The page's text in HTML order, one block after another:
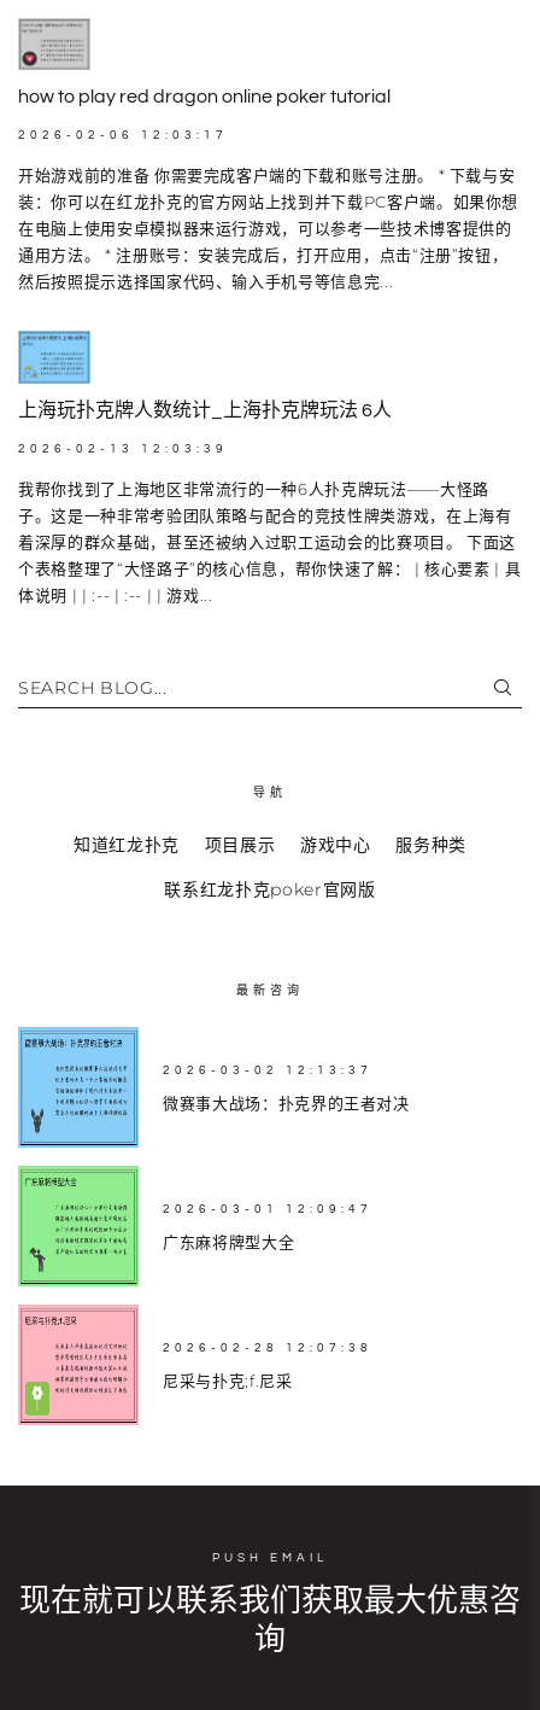
how to play red dragon online poker tutorial
2026-02-06 12:03:17
开始游戏前的准备 你需要完成客户端的下载和账号注册。 * 下载与安
装：你可以在红龙扑克的官方网站上找到并下载PC客户端。如果你想
在电脑上使用安卓模拟器来运行游戏，可以参考一些技术博客提供的
通用方法。 * 注册账号：安装完成后，打开应用，点击“注册”按钮，
然后按照提示选择国家代码、输入手机号等信息完...
上海玩扑克牌人数统计_上海扑克牌玩法 6人
2026-02-13 12:03:39
我帮你找到了上海地区非常流行的一种6人扑克牌玩法——大怪路
子。这是一种非常考验团队策略与配合的竞技性牌类游戏，在上海有
着深厚的群众基础，甚至还被纳入过职工运动会的比赛项目。 下面这
个表格整理了“大怪路子”的核心信息，帮你快速了解： | 核心要素 | 具
体说明 | | :-- | :-- | | 游戏...
SEARCH BLOG...
导航
知道红龙扑克 项目展示 游戏中心 服务种类
联系红龙扑克poker官网版
最新咨询
2026-03-02 12:13:37
微赛事大战场：扑克界的王者对决
2026-03-01 12:09:47
广东麻将牌型大全
2026-02-28 12:07:38
尼采与扑克;f.尼采
PUSH EMAIL
现在就可以联系我们获取最大优惠咨
询